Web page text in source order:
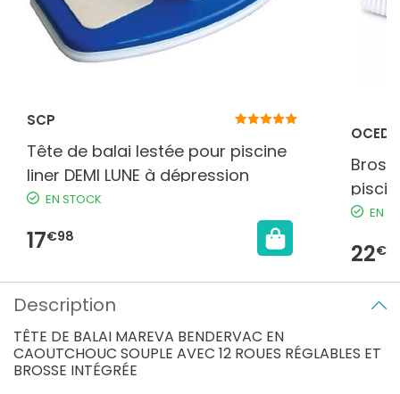
SCP
Tête de balai lestée pour piscine
liner DEMI LUNE à dépression
EN STOCK
17€98
EN
22
Description
TÊTE DE BALAI MAREVA BENDERVAC EN
CAOUTCHOUC SOUPLE AVEC 12 ROUES RÉGLABLES ET
BROSSE INTÉGRÉE